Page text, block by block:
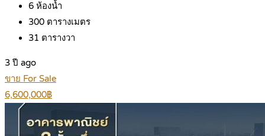
6 ห้องน้ำ
300 ตารางเมตร
31 ตารางวา
3 ปี ago
ขาย For Sale
6,600,000฿